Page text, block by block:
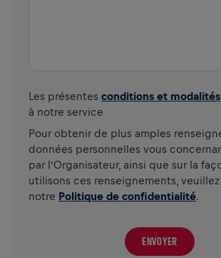
Les présentes conditions et modalités
à notre service
Pour obtenir de plus amples
données personnelles vous
par l’Organisateur, ainsi que sur la
utilisons ces renseignements,
notre Politique de confidentialité.
ENVOYER